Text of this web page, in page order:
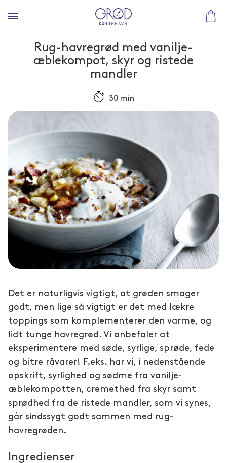
Rug-havregrød med vanilje-
æblekompot, skyr og ristede
mandler
30 min
Det er naturligvis vigtigt, at grøden smager
godt, men lige så vigtigt er det med lækre
toppings som komplementerer den varme, og
lidt tunge havregrød. Vi anbefaler at
eksperimentere med søde, syrlige, sprøde, fede
og bitre råvarer! F.eks. har vi, i nedenstående
opskrift, syrlighed og sødme fra vanilje-
æblekompotten, cremethed fra skyr samt
sprødhed fra de ristede mandler, som vi synes,
går sindssygt godt sammen med rug-
havregrøden.
Ingredienser